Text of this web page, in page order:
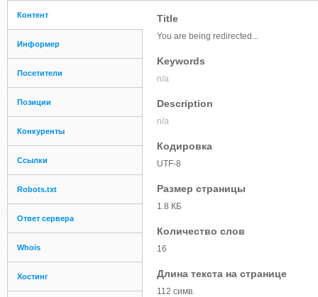
Контент
Информер
Посетители
Позиции
Конкуренты
Ссылки
Robots.txt
Ответ сервера
Whois
Хостинг
Title
You are being redirected...
Keywords
n/a
Description
n/a
Кодировка
UTF-8
Размер страницы
1.8 КБ
Количество слов
16
Длина текста на странице
112 симв.